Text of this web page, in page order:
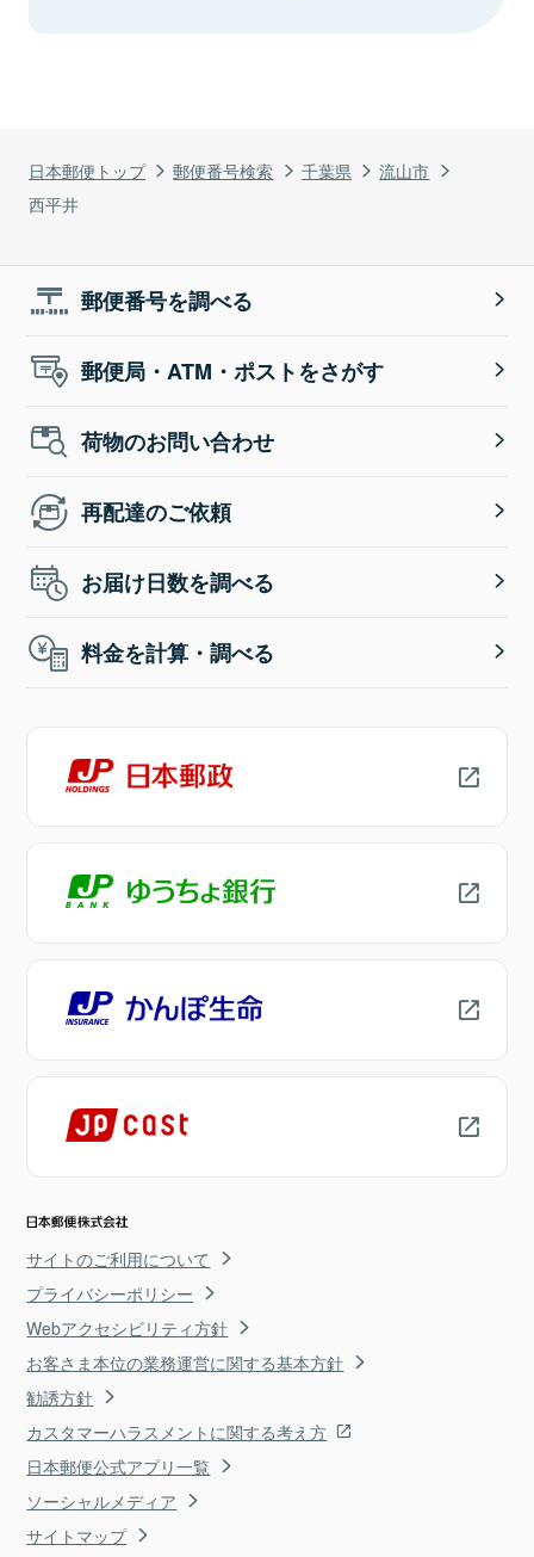
日本郵便トップ 郵便番号検索 千葉県
流山市
西平井
郵便番号を調べる
郵便局・ATM・ポストをさがす
荷物のお問い合わせ
再配達のご依頼
お届け日数を調べる
料金を計算・調べる
サイトのご利用について
プライバシーポリシー
Webアクセシビリティ方針
お客さま本位の業務運営に関する基本方針
勧誘方針
カスタマーハラスメントに関する考え方
日本郵便公式アプリ一覧
ソーシャルメディア
サイトマップ